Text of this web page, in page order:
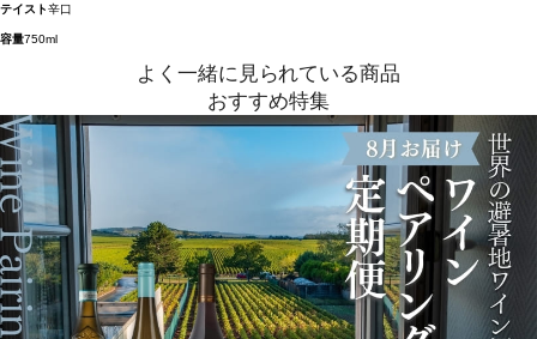
テイスト辛口
容量750ml
よく一緒に見られている商品
おすすめ特集